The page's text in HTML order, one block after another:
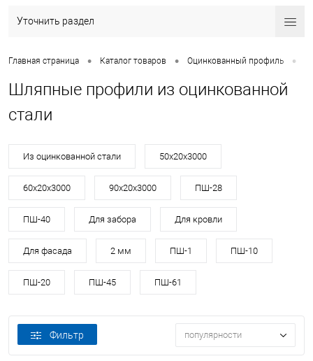
Уточнить раздел
Главная страница • Каталог товаров • Оцинкованный профиль •
Шляпные профили из оцинкованной
стали
Из оцинкованной стали 50х20х3000
60х20х3000 90х20х3000 ПШ-28
ПШ-40 Для забора Для кровли
Для фасада 2 мм ПШ-1 ПШ-10
ПШ-20 ПШ-45 ПШ-61
Фильтр популярности